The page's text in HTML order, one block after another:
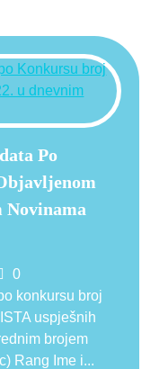
Po
Novinama
Comments
0
konkursu broj
uspješnih
brojem
Rang Ime i...